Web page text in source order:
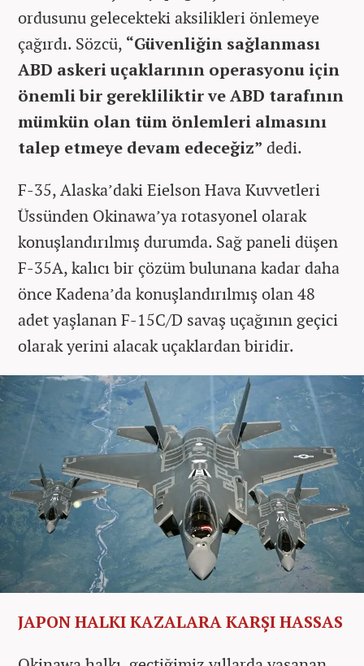
ordusunu gelecekteki aksilikleri önlemeye
çağırdı. Sözcü, “Güvenliğin sağlanması
ABD askeri uçaklarının operasyonu için
önemli bir gerekliliktir ve ABD tarafının
mümkün olan tüm önlemleri almasını
talep etmeye devam edeceğiz” dedi.
F-35, Alaska’daki Eielson Hava Kuvvetleri
Üssünden Okinawa’ya rotasyonel olarak
konuşlandırılmış durumda. Sağ paneli düşen
F-35A, kalıcı bir çözüm bulunana kadar daha
önce Kadena’da konuşlandırılmış olan 48
adet yaşlanan F-15C/D savaş uçağının geçici
olarak yerini alacak uçaklardan biridir.
JAPON HALKI KAZALARA KARŞI HASSAS